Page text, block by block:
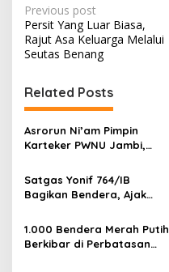
P
o
s
t
n
a
v
i
g
t
Previous post
Persit Yang Luar Biasa,
Rajut Asa Keluarga Melalui
Seutas Benang
Related Posts
Asrorun Ni’am Pimpin
Karteker PWNU Jambi,
Muda Visioner untuk Abad
Kedua NU
Satgas Yonif 764/IB
Bagikan Bendera, Ajak
HUT RI
1.000 Bendera Merah Putih
Berkibar di Perbatasan